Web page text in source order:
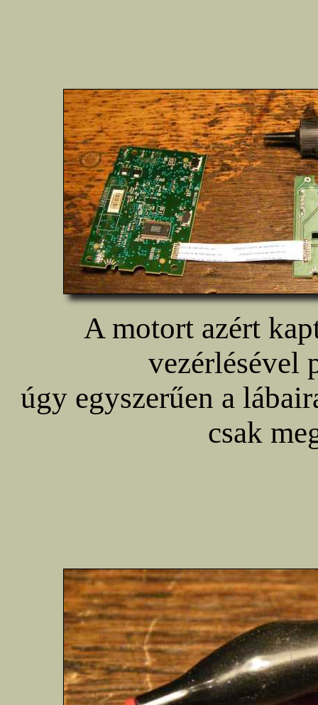
A motort azért
vezérlésével
úgy egyszerűen a
csak